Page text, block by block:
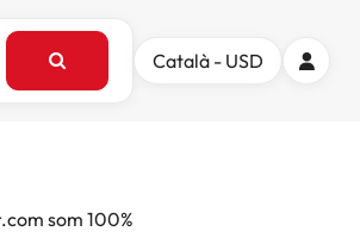
Català - USD
som 100%